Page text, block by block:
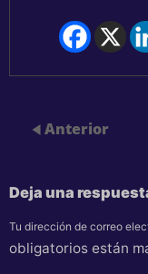
Anterior
Deja una
Tu dirección de correo
obligatorios están